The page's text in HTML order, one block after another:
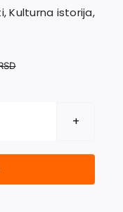
,Kulturna istorija,